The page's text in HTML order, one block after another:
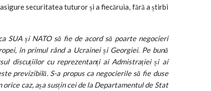
securitatea tuturor și a fiecăruia, fără a știrbi
SUA și NATO să fie de acord să poarte negocieri
în primul rând a Ucrainei și Georgiei. Pe bună
discuțiilor cu reprezentanți ai Admistrației și ai
previzibilă. S-a propus ca negocierile să fie duse
caz, așa susțin cei de la Departamentul de Stat